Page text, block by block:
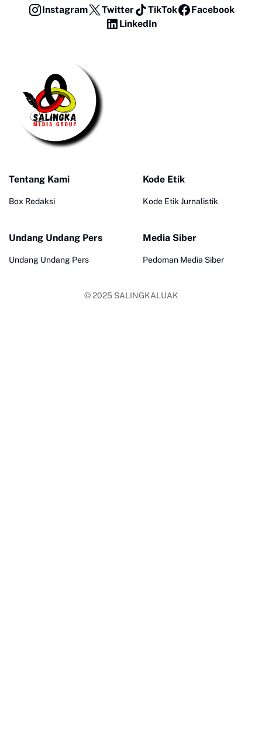
Instagram Twitter TikTok
Facebook
LinkedIn
Tentang Kami
Box Redaksi
Kode Etik
Kode Etik Jurnalistik
Undang Undang Pers
Undang Undang Pers
Media Siber
Pedoman Media Siber
© 2025 SALINGKALUAK